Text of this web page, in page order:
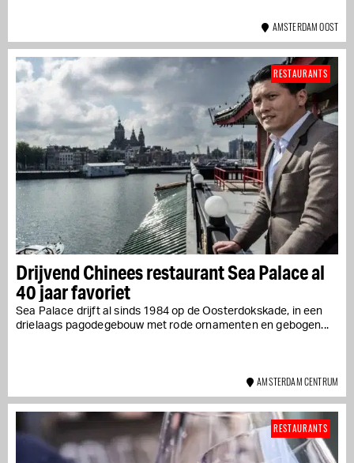
AMSTERDAM OOST
Drijvend Chinees restaurant Sea Palace al
40 jaar favoriet
Sea Palace drijft al sinds 1984 op de Oosterdokskade, in een
drielaags pagodegebouw met rode ornamenten en gebogen...
RESTAURANTS
AMSTERDAM CENTRUM
RESTAURANTS